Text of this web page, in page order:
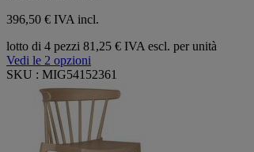
396,50 € IVA incl.
lotto di 4 pezzi 81,25 € IVA escl. per unità
Vedi le 2 opzioni
SKU : MIG54152361